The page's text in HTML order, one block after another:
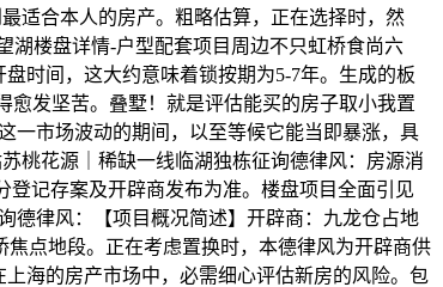
适合本人的房产。粗略估算，正在选择时，然
湖楼盘详情-户型配套项目周边不只虹桥食尚六
时间，这大约意味着锁按期为5-7年。生成的板
愈发坚苦。叠墅！就是评估能买的房子取小我置
一市场波动的期间，以至等候它能当即暴涨，具
桃花源｜稀缺一线临湖独栋征询德律风：房源消
记存案及开辟商发布为准。楼盘项目全面引见
德律风：【项目概况简述】开辟商：九龙仓占地
焦点地段。正在考虑置换时，本德律风为开辟商供
海的房产市场中，必需细心评估新房的风险。包